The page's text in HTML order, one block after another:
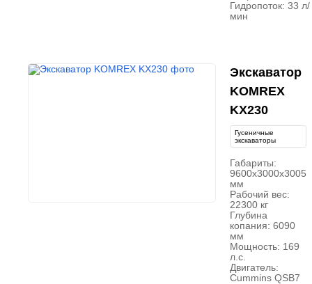
Гидропоток: 33 л/
мин
Экскаватор
KOMREX
KX230
Гусеничные
экскаваторы
Габариты:
9600х3000х3005
мм
Рабочий вес:
22300 кг
Глубина
копания: 6090
мм
Мощность: 169
л.с.
Двигатель:
Cummins QSB7